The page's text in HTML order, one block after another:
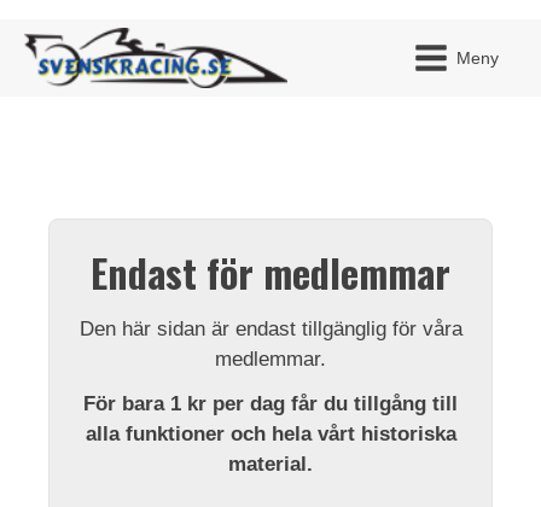
Meny
Endast för medlemmar
Den här sidan är endast tillgänglig för våra
medlemmar.
För bara 1 kr per dag får du tillgång till
alla funktioner och hela vårt historiska
material.